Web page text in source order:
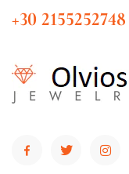
+30 2155252748